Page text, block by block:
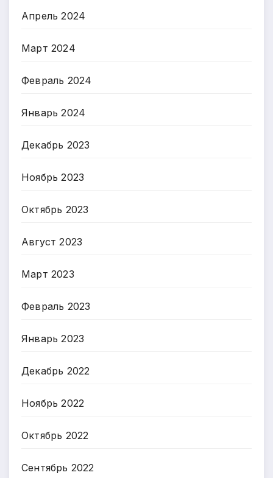
Апрель 2024
Март 2024
Февраль 2024
Январь 2024
Декабрь 2023
Ноябрь 2023
Октябрь 2023
Август 2023
Март 2023
Февраль 2023
Январь 2023
Декабрь 2022
Ноябрь 2022
Октябрь 2022
Сентябрь 2022